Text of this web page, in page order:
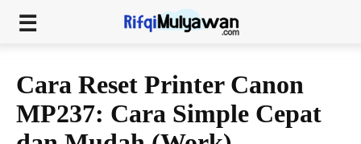
Cara Reset Printer Canon
MP237: Cara Simple Cepat